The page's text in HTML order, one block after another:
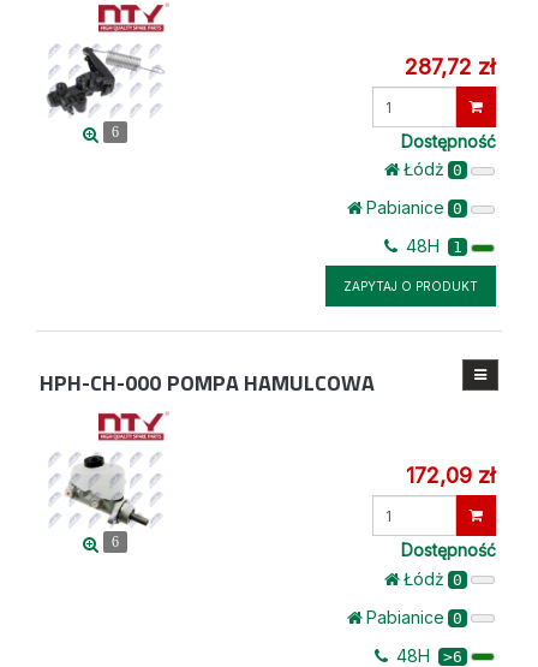
6
287,72 zł
Dostępność
Łódż 0
Pabianice 0
48H 1
ZAPYTAJ O PRODUKT
HPH-CH-000 POMPA HAMULCOWA
6
172,09 zł
Dostępność
Łódż 0
Pabianice 0
48H >6